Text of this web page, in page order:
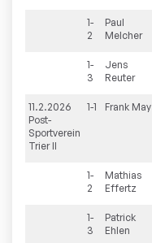
1-
2
Paul
Melcher
1-
3
Jens
Reuter
11.2.2026
Post-
Sportverein
Trier II
1-1 Frank May
1-
2
Mathias
Effertz
1-
3
Patrick
Ehlen